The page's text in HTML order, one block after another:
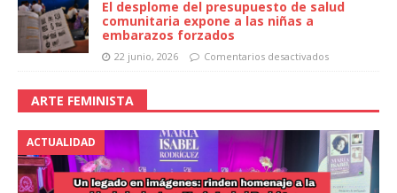
El desplome del presupuesto de salud
comunitaria expone a las niñas a
embarazos forzados
22 junio, 2026 Comentarios desactivados
ARTE FEMINISTA
ACTUALIDAD